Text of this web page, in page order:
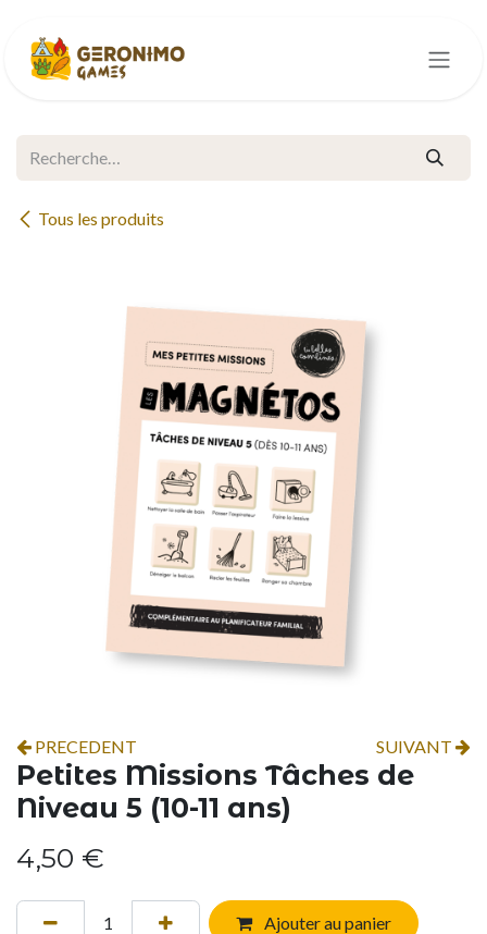
Tous les produits
PRECEDENT SUIVANT
Petites Missions Tâches de
Niveau 5 (10-11 ans)
4,50 €
Ajouter au panier